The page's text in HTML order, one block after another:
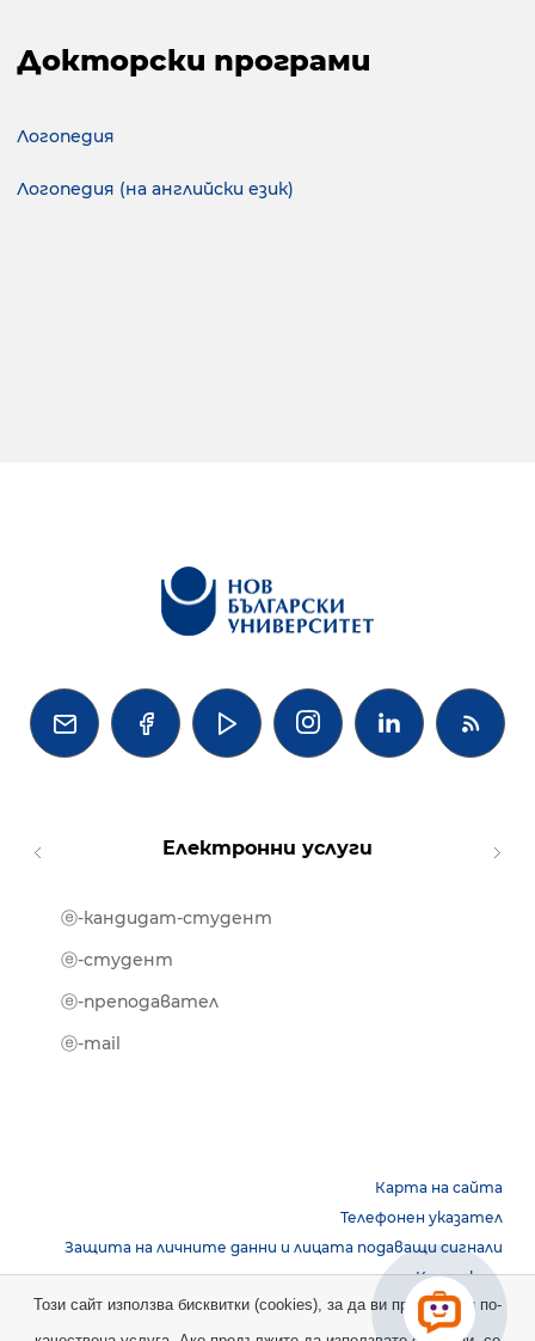
Докторски програми
Логопедия
Логопедия (на английски език)
   
Електронни услуги
ⓔ-кандидат-студент
ⓔ-студент
ⓔ-преподавател
ⓔ-mail
Карта на сайта
Телефонен указател
Защита на личните данни и лицата подаващи сигнали
Контакти
Този сайт използва бисквитки (cookies), за да ви предостави по-